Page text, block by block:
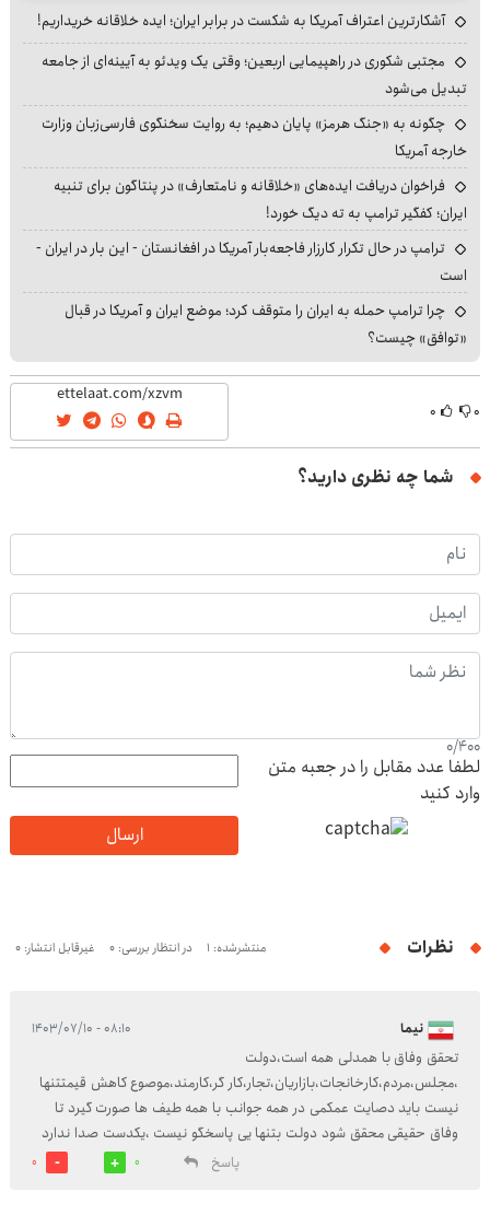
آشکارترین اعتراف آمریکا به شکست در برابر ایران؛ ایده خلاقانه خریداریم!
مجتبی شکوری در راهپیمایی اربعین؛ وقتی یک ویدئو به آیینه‌ای از جامعه
تبدیل می‌شود
چگونه به «جنگ هرمز» پایان دهیم؛ به روایت سخنگوی فارسی‌زبان وزارت
خارجه آمریکا
فراخوان دریافت ایده‌های «خلاقانه و نامتعارف» در پنتاگون برای تنبیه
ایران؛ کفگیر ترامپ به ته دیگ خورد!
ترامپ در حال تکرار کارزار فاجعه‌بار آمریکا در افغانستان - این بار در ایران -
است
چرا ترامپ حمله به ایران را متوقف کرد؛ موضع ایران و آمریکا در قبال
«توافق» چیست؟
۰ ۰
شما چه نظری دارید؟
0/400
لطفا عدد مقابل را در جعبه متن
وارد کنید
ارسال
نظرات منتشرشده: 1 در انتظار بررسی: 0 غیرقابل انتشار: 0
نیما ۰۸:۱۰ - ۱۴۰۳/۰۷/۱۰
تحقق وفاق با همدلی همه است،دولت
،مجلس،مردم،کارخانجات،بازاریان،تجار،کار گر،کارمند،موصوع کاهش قیمتتنها
نیست باید دصایت عمکمی در همه جوانب با همه طیف ها صورت گیرد تا
وفاق حقیقی محقق شود دولت بتنها یی پاسخگو نیست ،یکدست صدا ندارد
پاسخ
0
0